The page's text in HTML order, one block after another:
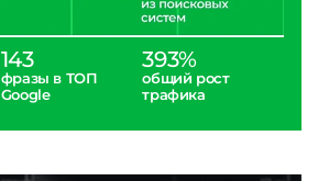
143
фразы в ТОП
Google
393%
общий рост
трафика